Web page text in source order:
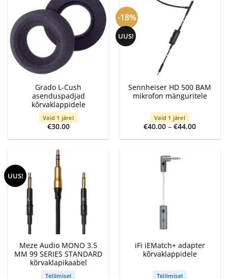
Grado L-Cush
asenduspadjad
kõrvaklappidele
Vaid 1 järel
€30.00
-18%
UUS!
Sennheiser HD 500 BAM
mikrofon mänguritele
Vaid 1 järel
€40.00 – €44.00Price
€40.00
UUS!
Meze Audio MONO 3.5
MM 99 SERIES STANDARD
kõrvaklapikaabel
Tellimisel
iFi iEMatch+ adapter
kõrvaklappidele
Tellimisel